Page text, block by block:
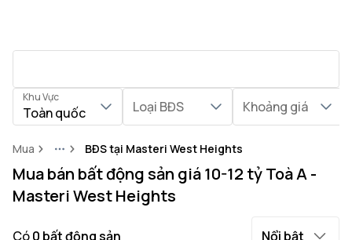
Khu Vực
Toàn quốc Loại BĐS Khoảng giá
Mua MoreBĐS tại Masteri West Heights
Mua bán bất động sản giá 10-12 tỷ Toà A -
Masteri West Heights
Có0 bất động sản Nổi bật